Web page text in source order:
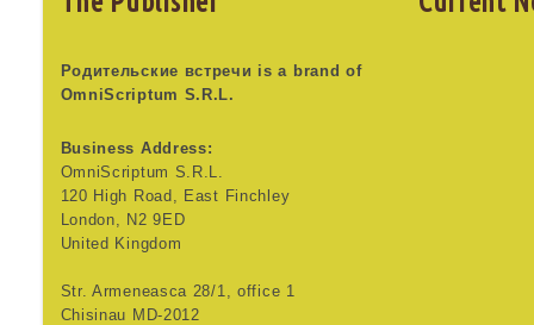
Родительские встречи is a brand of
OmniScriptum S.R.L.
Business Address:
OmniScriptum S.R.L.
120 High Road, East Finchley
London, N2 9ED
United Kingdom
Str. Armeneasca 28/1, office 1
Chisinau MD-2012